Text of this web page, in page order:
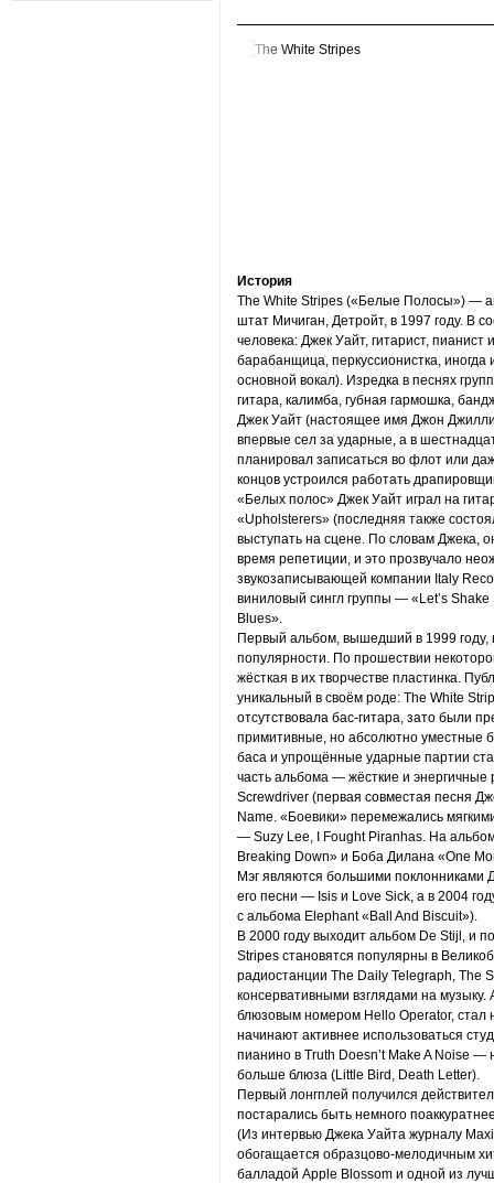
История
The White Stripes («Белые Полосы») —
штат Мичиган, Детройт, в 1997 году. В
человека: Джек Уайт, гитарист, пианист
барабанщица, перкуссионистка,
основной вокал). Изредка в песнях
гитара, калимба, губная гармошка,
Джек Уайт (настоящее имя Джон
впервые сел за ударные, а в
планировал записаться во флот или
концов устроился работать
«Белых полос» Джек Уайт играл на
«Upholsterers» (последняя также
выступать на сцене. По словам Джека,
время репетиции, и это прозвучало
звукозаписывающей компании Italy
виниловый сингл группы — «Let’s
Blues».
Первый альбом, вышедший в 1999
популярности. По прошествии
жёсткая в их творчестве пластинка.
уникальный в своём роде: The White
отсутствовала бас-гитара, зато были
примитивные, но абсолютно уместные
баса и упрощённые ударные партии
часть альбома — жёсткие и
Screwdriver (первая совместая песня
Name. «Боевики» перемежались
— Suzy Lee, I Fought Piranhas. На
Breaking Down» и Боба Дилана «One
Мэг являются большими поклонниками
его песни — Isis и Love Sick, а в 2004
с альбома Elephant «Ball And Biscuit»).
В 2000 году выходит альбом De Stijl, и
Stripes становятся популярны в
радиостанции The Daily Telegraph, The
консервативными взглядами на музыку.
блюзовым номером Hello Operator, стал
начинают активнее использоваться
пианино в Truth Doesn’t Make A Noise —
больше блюза (Little Bird, Death Letter).
Первый лонгплей получился
постарались быть немного
(Из интервью Джека Уайта журналу
обогащается образцово-мелодичным
балладой Apple Blossom и одной из